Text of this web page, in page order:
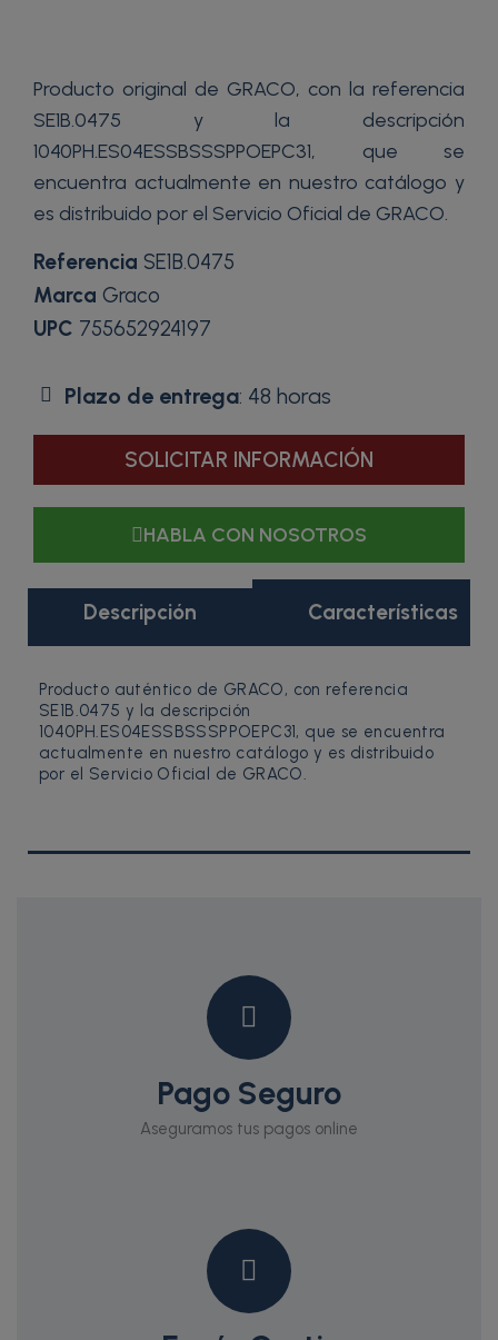
Producto original de GRACO, con la referencia
SE1B.0475 y la descripción
1040PH.ES04ESSBSSSPPOEPC31, que se
encuentra actualmente en nuestro catálogo y
es distribuido por el Servicio Oficial de GRACO.
Referencia SE1B.0475
Marca Graco
UPC 755652924197
Plazo de entrega: 48 horas
SOLICITAR INFORMACIÓN
HABLA CON NOSOTROS
Descripción Características
Producto auténtico de GRACO, con referencia
SE1B.0475 y la descripción
1040PH.ES04ESSBSSSPPOEPC31, que se encuentra
actualmente en nuestro catálogo y es distribuido
por el Servicio Oficial de GRACO.
Pago Seguro
Aseguramos tus pagos online